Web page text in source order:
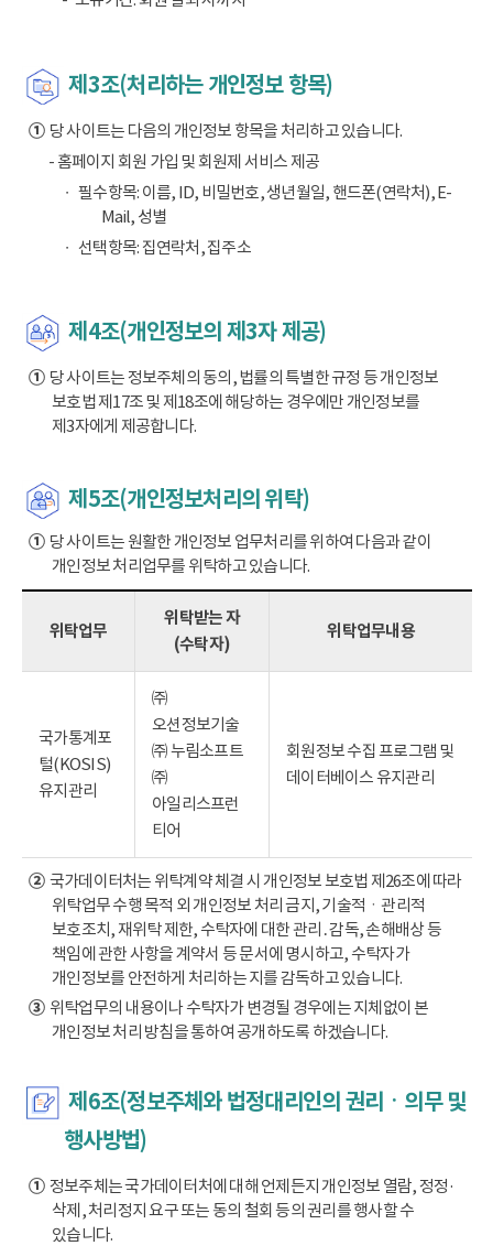
제3조(처리하는 개인정보 항목)
①당 사이트는 다음의 개인정보 항목을 처리하고 있습니다.
- 홈페이지 회원 가입 및 회원제 서비스 제공
필수항목: 이름, ID, 비밀번호, 생년월일, 핸드폰(연락처), E-
Mail, 성별
선택항목: 집연락처, 집주소
제4조(개인정보의 제3자 제공)
①당 사이트는 정보주체의 동의, 법률의 특별한 규정 등 개인정보
보호법 제17조 및 제18조에 해당하는 경우에만 개인정보를
제3자에게 제공합니다.
제5조(개인정보처리의 위탁)
①당 사이트는 원활한 개인정보 업무처리를 위하여 다음과 같이
개인정보 처리업무를 위탁하고 있습니다.
위탁업무
위탁받는 자
(수탁자)
위탁업무내용
국가통계포
털(KOSIS)
유지관리
㈜
오션정보기술
㈜ 누림소프트
㈜
아일리스프런
티어
회원정보 수집 프로그램 및
데이터베이스 유지관리
②국가데이터처는 위탁계약 체결 시 개인정보 보호법 제26조에 따라
위탁업무 수행 목적 외 개인정보 처리 금지, 기술적ㆍ관리적
보호조치, 재위탁 제한, 수탁자에 대한 관리․감독, 손해배상 등
책임에 관한 사항을 계약서 등 문서에 명시하고, 수탁자가
개인정보를 안전하게 처리하는 지를 감독하고 있습니다.
③위탁업무의 내용이나 수탁자가 변경될 경우에는 지체없이 본
개인정보 처리 방침을 통하여 공개하도록 하겠습니다.
제6조(정보주체와 법정대리인의 권리ㆍ의무 및
행사방법)
①정보주체는 국가데이터처에 대해 언제든지 개인정보 열람, 정정·
삭제, 처리정지 요구 또는 동의 철회 등의 권리를 행사할 수
있습니다.